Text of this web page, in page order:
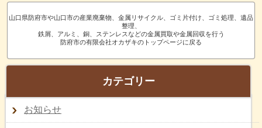
山口県防府市や山口市の産業廃棄物、金属リサイクル、ゴミ片付け、ゴミ処理、遺品
整理、
鉄屑、アルミ、銅、ステンレスなどの金属買取や金属回収を行う
防府市の有限会社オカザキのトップページに戻る
カテゴリー
お知らせ